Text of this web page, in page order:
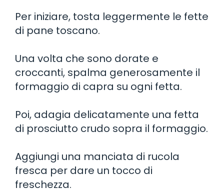
Per iniziare, tosta leggermente le fette
di pane toscano.
Una volta che sono dorate e
croccanti, spalma generosamente il
formaggio di capra su ogni fetta.
Poi, adagia delicatamente una fetta
di prosciutto crudo sopra il formaggio.
Aggiungi una manciata di rucola
fresca per dare un tocco di
freschezza.